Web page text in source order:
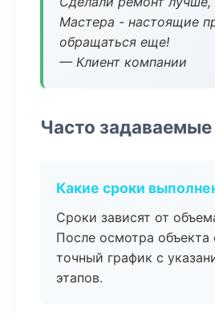
Мастера - настоящие
обращаться еще!
— Клиент компании
Часто
Какие сроки
Сроки зависят от
После осмотра объекта
точный график с
этапов.